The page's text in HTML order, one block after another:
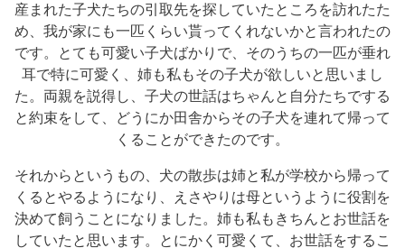
産まれた子犬たちの引取先を探していたところを訪れたた
め、我が家にも一匹くらい貰ってくれないかと言われたの
です。とても可愛い子犬ばかりで、そのうちの一匹が垂れ
耳で特に可愛く、姉も私もその子犬が欲しいと思いまし
た。両親を説得し、子犬の世話はちゃんと自分たちでする
と約束をして、どうにか田舎からその子犬を連れて帰って
くることができたのです。
それからというもの、犬の散歩は姉と私が学校から帰って
くるとやるようになり、えさやりは母というように役割を
決めて飼うことになりました。姉も私もきちんとお世話を
していたと思います。とにかく可愛くて、お世話をするこ